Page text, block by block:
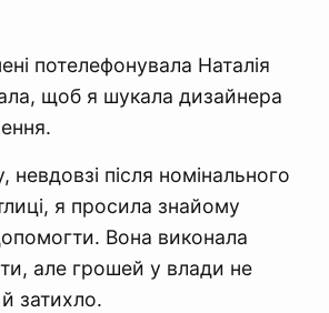
потелефонувала Наталія
щоб я шукала дизайнера
після номінального
я просила знайому
Вона виконала
але грошей у влади не
затихло.